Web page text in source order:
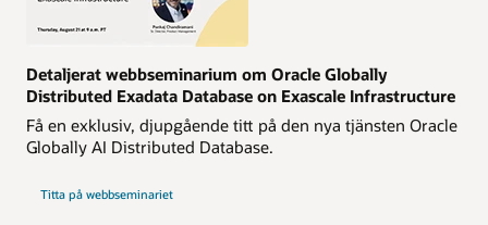
Detaljerat webbseminarium om Oracle Globally
Distributed Exadata Database on Exascale Infrastructure
Få en exklusiv, djupgående titt på den nya tjänsten Oracle
Globally AI Distributed Database.
Titta på webbseminariet